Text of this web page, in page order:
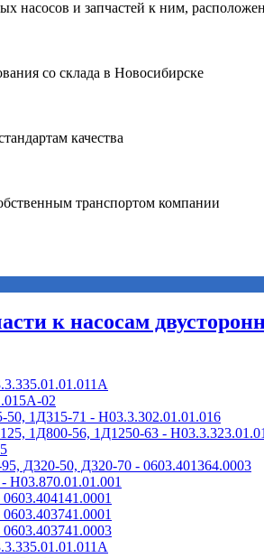
к насосам
02
50, 1Д315-71 - Н03.3.302.01.01.016
1Д800-56, 1Д1250-63 -
Д320-50, Д320-70 - 0603.401364.0003
Н03.870.01.01.001